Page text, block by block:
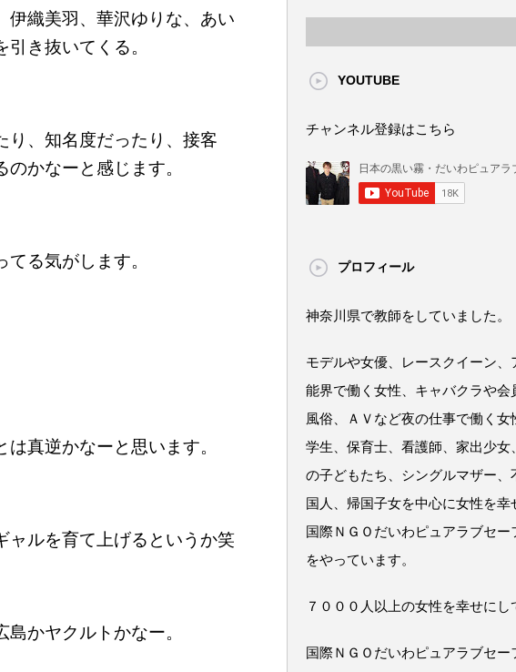
伊織美羽、華沢ゆりな、あい
き抜いてくる。
り、知名度だったり、接客
かなーと感じます。
る気がします。
真逆かなーと思います。
ャルを育て上げるというか笑
かヤクルトかなー。
YOUTUBE
チャンネル登録はこちら
プロフィール
神奈川県で教師をしていました。
モデルや女優、レースクイーン、
能界で働く女性、キャバクラや会
風俗、ＡＶなど夜の仕事で働く女
学生、保育士、看護師、家出少女
の子どもたち、シングルマザー、
国人、帰国子女を中心に女性を幸
国際ＮＧＯだいわピュアラブセー
をやっています。
７０００人以上の女性を幸せにし
国際ＮＧＯだいわピュアラブセー